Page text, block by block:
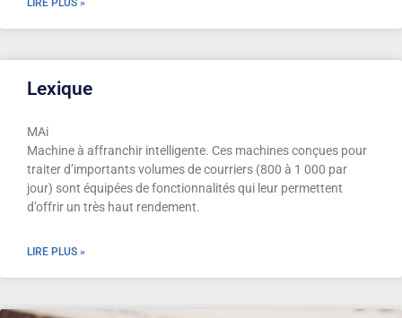
LIRE PLUS »
Lexique
MAi
Machine à affranchir intelligente. Ces machines conçues pour
traiter d’importants volumes de courriers (800 à 1 000 par
jour) sont équipées de fonctionnalités qui leur permettent
d’offrir un très haut rendement.
LIRE PLUS »